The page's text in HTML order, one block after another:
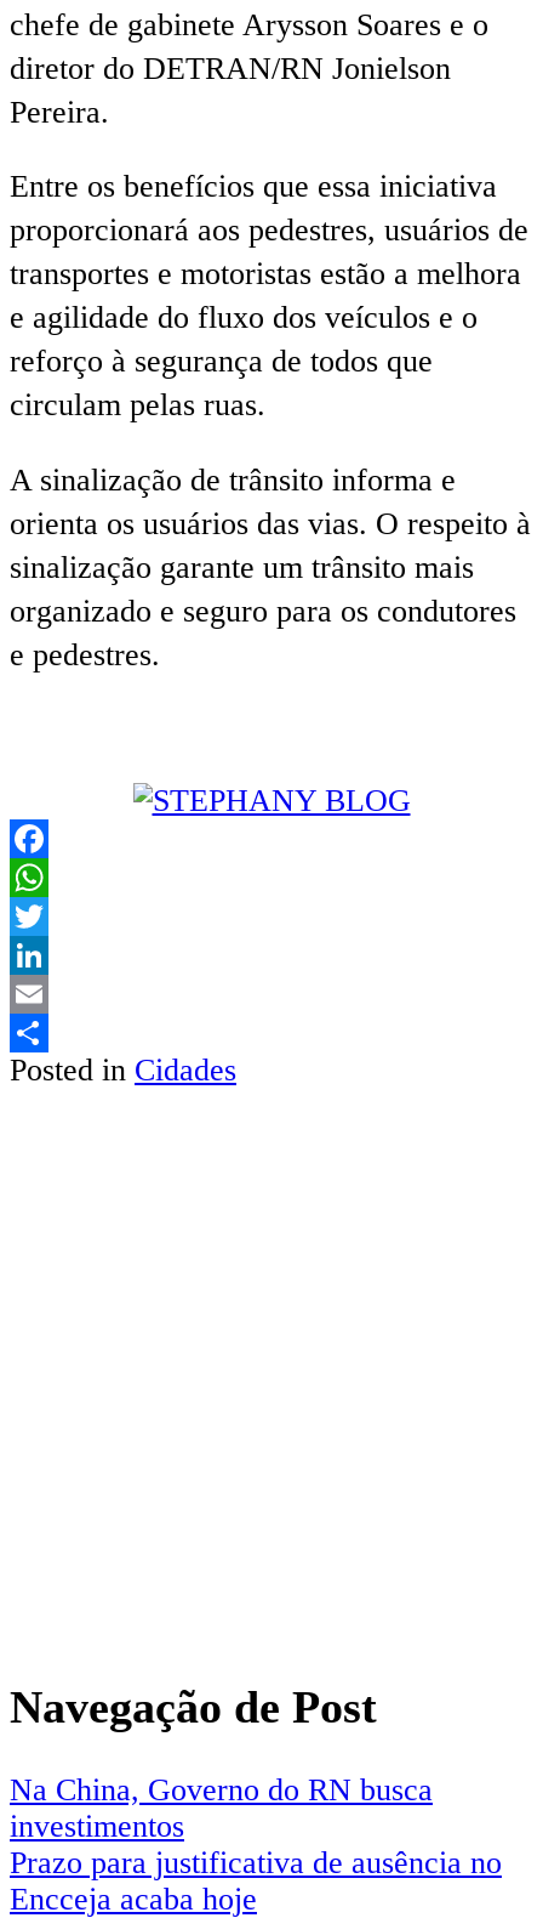
chefe de gabinete Arysson Soares e o
diretor do DETRAN/RN Jonielson
Pereira.
Entre os benefícios que essa iniciativa
proporcionará aos pedestres, usuários de
transportes e motoristas estão a melhora
e agilidade do fluxo dos veículos e o
reforço à segurança de todos que
circulam pelas ruas.
A sinalização de trânsito informa e
orienta os usuários das vias. O respeito à
sinalização garante um trânsito mais
organizado e seguro para os condutores
e pedestres.
Facebook
WhatsApp
Twitter
LinkedIn
Email
Share
Posted in Cidades
Navegação de Post
Na China, Governo do RN busca
investimentos
Prazo para justificativa de ausência no
Encceja acaba hoje